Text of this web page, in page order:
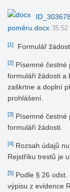
poměru.docx 35.52
[1] Formulář
[2] Písemné čestné
formuláři žádosti a
zaškrtne a doplní
prohlášení.
[3] Písemné čestné
formuláři žádosti.
[4] Rozsah údajů
Rejstříku trestů je
[5] Podle § 26
výpisu z evidence